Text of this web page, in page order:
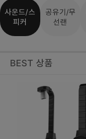
모니터/노트북/데스크탑
저장장치/케이블/쿨러
소프트웨어/멀티탭/공구
헤드셋/태블릿/휴대폰
사운드/스
피커
공유기/무
선랜
BEST 상품